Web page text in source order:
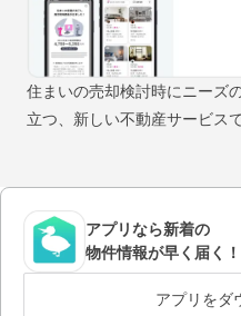
住まいの売却検討時にニーズ
立つ、新しい不動産サービスで
アプリなら新着の
物件情報が早く届く！
アプリをダ